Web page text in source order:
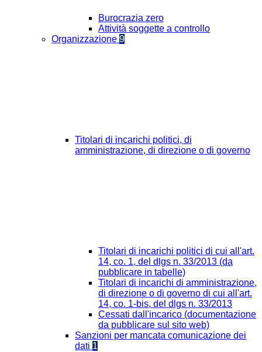
Burocrazia zero
Attività soggette a controllo
Organizzazione 9
Titolari di incarichi politici, di
amministrazione, di direzione o di governo
Titolari di incarichi politici di cui all'art.
14, co. 1, del dlgs n. 33/2013 (da
pubblicare in tabelle)
Titolari di incarichi di amministrazione,
di direzione o di governo di cui all'art.
14, co. 1-bis, del dlgs n. 33/2013
Cessati dall'incarico (documentazione
da pubblicare sul sito web)
Sanzioni per mancata comunicazione dei
dati 1